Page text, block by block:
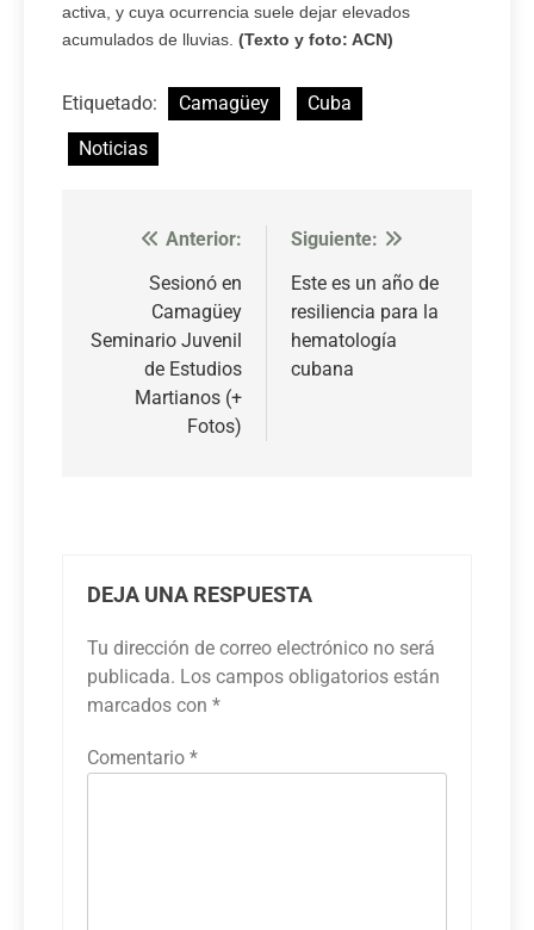
activa, y cuya ocurrencia suele dejar elevados
acumulados de lluvias. (Texto y foto: ACN)
Etiquetado: Camagüey
Cuba
Noticias
Navegación
entradas
Anterior:
Sesionó en
Camagüey
Seminario Juvenil
de Estudios
Martianos (+
Fotos)
Siguiente:
Este es un año de
resiliencia para la
hematología
cubana
DEJA UNA RESPUESTA
Tu dirección de correo electrónico no será
publicada. Los campos obligatorios están
marcados con *
Comentario *